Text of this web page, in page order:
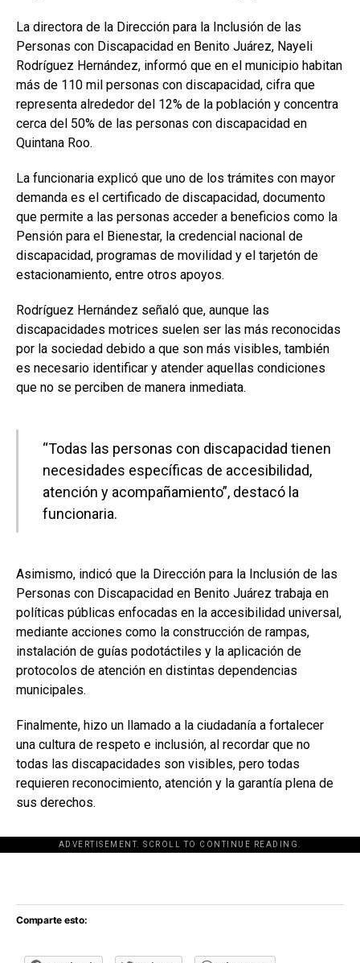
La directora de la Dirección para la Inclusión de las
Personas con Discapacidad en Benito Juárez, Nayeli
Rodríguez Hernández, informó que en el municipio habitan
más de 110 mil personas con discapacidad, cifra que
representa alrededor del 12% de la población y concentra
cerca del 50% de las personas con discapacidad en
Quintana Roo.
La funcionaria explicó que uno de los trámites con mayor
demanda es el certificado de discapacidad, documento
que permite a las personas acceder a beneficios como la
Pensión para el Bienestar, la credencial nacional de
discapacidad, programas de movilidad y el tarjetón de
estacionamiento, entre otros apoyos.
Rodríguez Hernández señaló que, aunque las
discapacidades motrices suelen ser las más reconocidas
por la sociedad debido a que son más visibles, también
es necesario identificar y atender aquellas condiciones
que no se perciben de manera inmediata.
“Todas las personas con discapacidad tienen
necesidades específicas de accesibilidad,
atención y acompañamiento”, destacó la
funcionaria.
Asimismo, indicó que la Dirección para la Inclusión de las
Personas con Discapacidad en Benito Juárez trabaja en
políticas públicas enfocadas en la accesibilidad universal,
mediante acciones como la construcción de rampas,
instalación de guías podotáctiles y la aplicación de
protocolos de atención en distintas dependencias
municipales.
Finalmente, hizo un llamado a la ciudadanía a fortalecer
una cultura de respeto e inclusión, al recordar que no
todas las discapacidades son visibles, pero todas
requieren reconocimiento, atención y la garantía plena de
sus derechos.
ADVERTISEMENT. SCROLL TO CONTINUE READING.
[adsforwp id="243463"]
Comparte esto: